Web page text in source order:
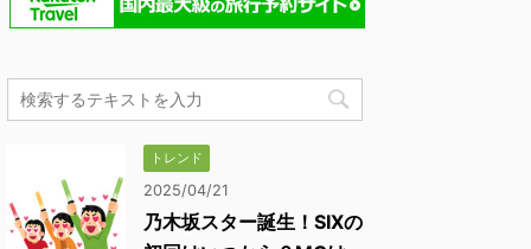
トレンド
2025/04/21
乃木坂スター誕生！SIXの